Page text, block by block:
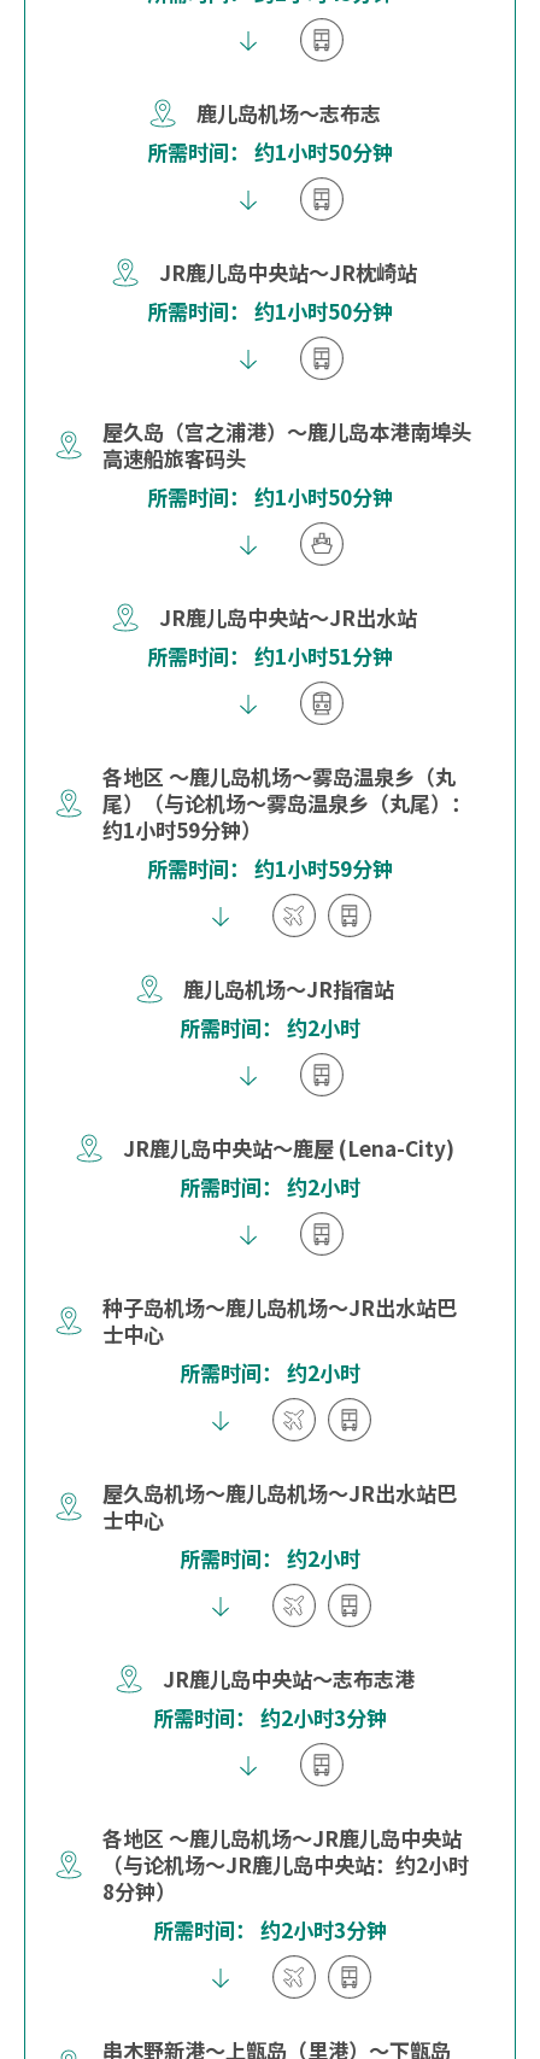
鹿儿岛机场～志布志
所需时间： 约1小时50分钟
JR鹿儿岛中央站～JR枕崎站
所需时间： 约1小时50分钟
屋久岛（宫之浦港）～鹿儿岛本港南埠头
高速船旅客码头
所需时间： 约1小时50分钟
JR鹿儿岛中央站～JR出水站
所需时间： 约1小时51分钟
各地区 ～鹿儿岛机场～雾岛温泉乡（丸
尾）（与论机场～雾岛温泉乡（丸尾）：
约1小时59分钟）
所需时间： 约1小时59分钟
鹿儿岛机场～JR指宿站
所需时间： 约2小时
JR鹿儿岛中央站～鹿屋 (Lena-City)
所需时间： 约2小时
种子岛机场～鹿儿岛机场～JR出水站巴
士中心
所需时间： 约2小时
屋久岛机场～鹿儿岛机场～JR出水站巴
士中心
所需时间： 约2小时
JR鹿儿岛中央站～志布志港
所需时间： 约2小时3分钟
各地区 ～鹿儿岛机场～JR鹿儿岛中央站
（与论机场～JR鹿儿岛中央站：约2小时
8分钟）
所需时间： 约2小时3分钟
串木野新港～上甑岛（里港）～下甑岛